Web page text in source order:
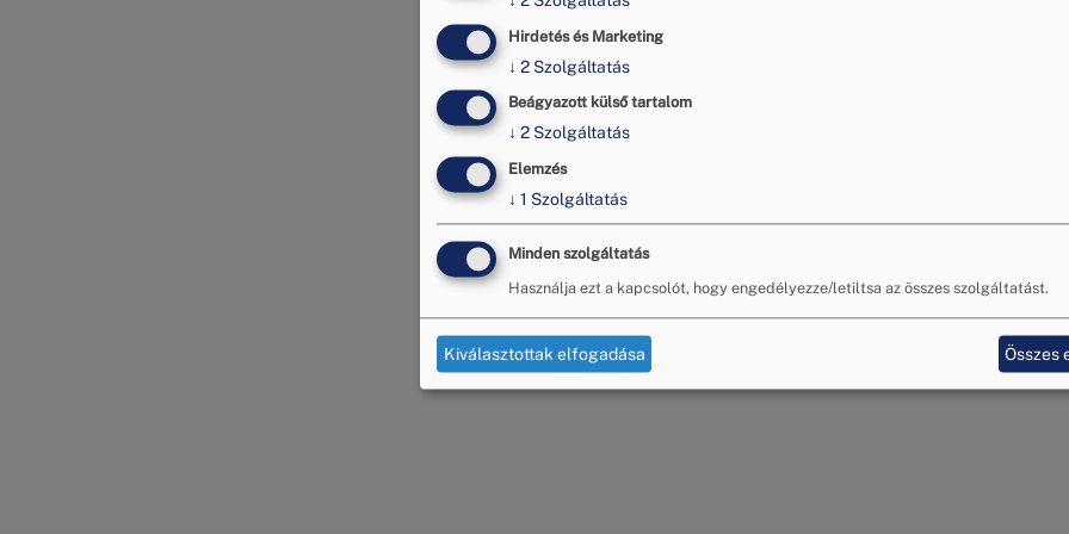
Hirdetés és Marketing
↓ 2 Szolgáltatás
Beágyazott külső tartalom
↓ 2 Szolgáltatás
Elemzés
↓ 1 Szolgáltatás
Minden szolgáltatás
Használja ezt a kapcsolót, hogy engedélyezze/letiltsa az összes szolgáltatást.
Kiválasztottak elfogadása Összes